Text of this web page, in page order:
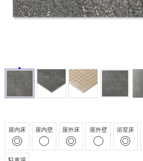
屋内床 屋内壁 屋外床 屋外壁 浴室床
屋
外
床・
駐
車
非
常
に